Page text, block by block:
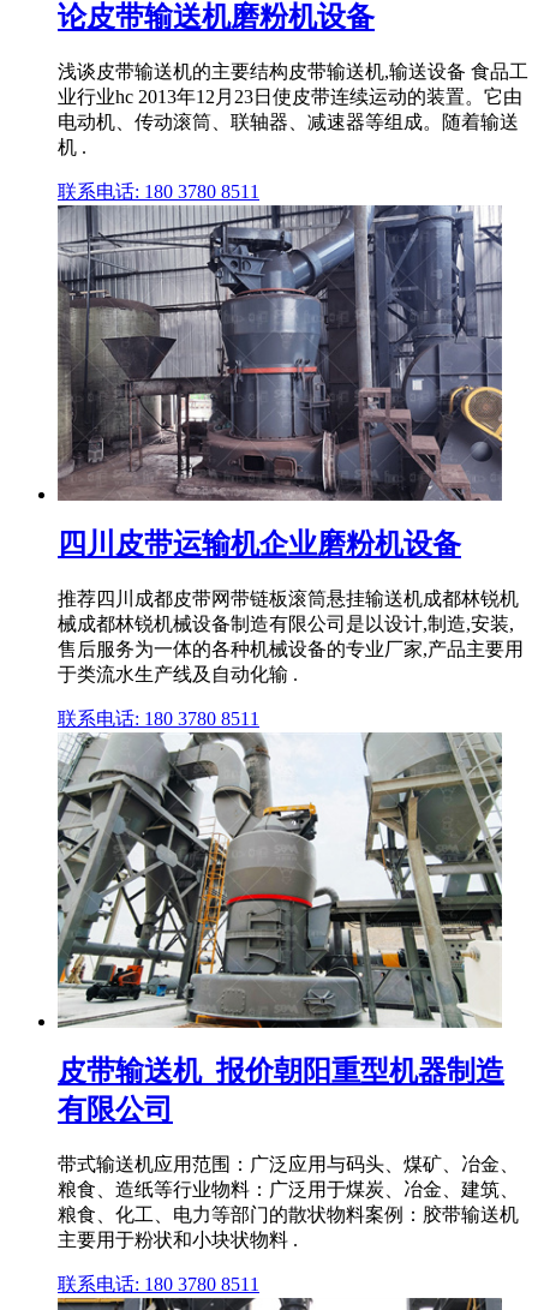
论皮带输送机磨粉机设备
浅谈皮带输送机的主要结构皮带输送机,输送设备 食品工
业行业hc 2013年12月23日使皮带连续运动的装置。它由
电动机、传动滚筒、联轴器、减速器等组成。随着输送
机 .
联系电话: 180 3780 8511
四川皮带运输机企业磨粉机设备
推荐四川成都皮带网带链板滚筒悬挂输送机成都林锐机
械成都林锐机械设备制造有限公司是以设计,制造,安装,
售后服务为一体的各种机械设备的专业厂家,产品主要用
于类流水生产线及自动化输 .
联系电话: 180 3780 8511
皮带输送机_报价朝阳重型机器制造
有限公司
带式输送机应用范围：广泛应用与码头、煤矿、冶金、
粮食、造纸等行业物料：广泛用于煤炭、冶金、建筑、
粮食、化工、电力等部门的散状物料案例：胶带输送机
主要用于粉状和小块状物料 .
联系电话: 180 3780 8511